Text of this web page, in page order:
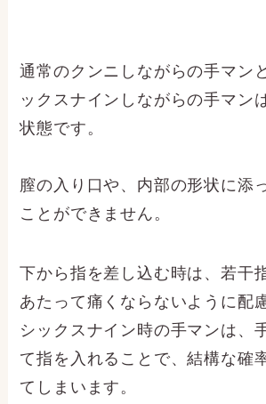
通常のクンニしながらの手マン
ックスナインしながらの手マン
状態です。
膣の入り口や、内部の形状に添
ことができません。
下から指を差し込む時は、若干
あたって痛くならないように配
シックスナイン時の手マンは、
て指を入れることで、結構な確
てしまいます。